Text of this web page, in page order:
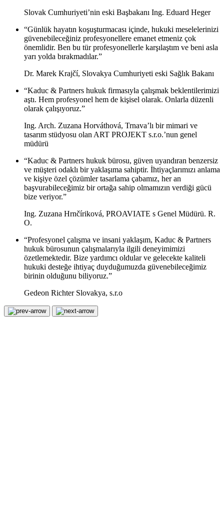
Slovak Cumhuriyeti’nin eski Başbakanı Ing. Eduard Heger
“Günlük hayatın koşuşturmacası içinde, hukuki meselelerinizi
güvenebileceğiniz profesyonellere emanet etmeniz çok
önemlidir. Ben bu tür profesyonellerle karşılaştım ve beni asla
yarı yolda bırakmadılar.”
Dr. Marek Krajčí, Slovakya Cumhuriyeti eski Sağlık Bakanı
“Kaduc & Partners hukuk firmasıyla çalışmak beklentilerimizi
aştı. Hem profesyonel hem de kişisel olarak. Onlarla düzenli
olarak çalışıyoruz.”
Ing. Arch. Zuzana Horváthová, Trnava’lı bir mimari ve
tasarım stüdyosu olan ART PROJEKT s.r.o.’nun genel
müdürü
“Kaduc & Partners hukuk bürosu, güven uyandıran benzersiz
ve müşteri odaklı bir yaklaşıma sahiptir. İhtiyaçlarımızı anlama
ve kişiye özel çözümler tasarlama çabamız, her an
başvurabileceğimiz bir ortağa sahip olmamızın verdiği gücü
bize veriyor.”
Ing. Zuzana Hrnčíriková, PROAVIATE s Genel Müdürü. R.
O.
“Profesyonel çalışma ve insani yaklaşım, Kaduc & Partners
hukuk bürosunun çalışmalarıyla ilgili deneyimimizi
özetlemektedir. Bize yardımcı oldular ve gelecekte kaliteli
hukuki desteğe ihtiyaç duyduğumuzda güvenebileceğimiz
birinin olduğunu biliyoruz.”
Gedeon Richter Slovakya, s.r.o